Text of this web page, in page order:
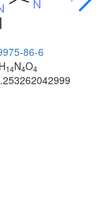
86-6
H14N4O4